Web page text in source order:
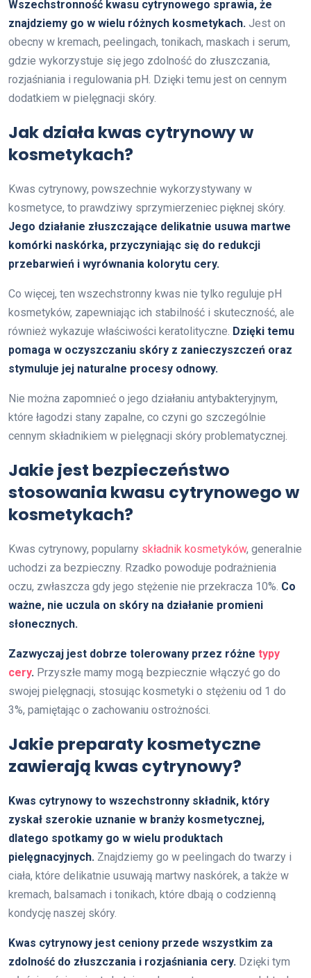
Wszechstronność kwasu cytrynowego sprawia, że
znajdziemy go w wielu różnych kosmetykach. Jest on
obecny w kremach, peelingach, tonikach, maskach i serum,
gdzie wykorzystuje się jego zdolność do złuszczania,
rozjaśniania i regulowania pH. Dzięki temu jest on cennym
dodatkiem w pielęgnacji skóry.
Jak działa kwas cytrynowy w
kosmetykach?
Kwas cytrynowy, powszechnie wykorzystywany w
kosmetyce, to prawdziwy sprzymierzeniec pięknej skóry.
Jego działanie złuszczające delikatnie usuwa martwe
komórki naskórka, przyczyniając się do redukcji
przebarwień i wyrównania kolorytu cery.
Co więcej, ten wszechstronny kwas nie tylko reguluje pH
kosmetyków, zapewniając ich stabilność i skuteczność, ale
również wykazuje właściwości keratolityczne. Dzięki temu
pomaga w oczyszczaniu skóry z zanieczyszczeń oraz
stymuluje jej naturalne procesy odnowy.
Nie można zapomnieć o jego działaniu antybakteryjnym,
które łagodzi stany zapalne, co czyni go szczególnie
cennym składnikiem w pielęgnacji skóry problematycznej.
Jakie jest bezpieczeństwo
stosowania kwasu cytrynowego w
kosmetykach?
Kwas cytrynowy, popularny składnik kosmetyków, generalnie
uchodzi za bezpieczny. Rzadko powoduje podrażnienia
oczu, zwłaszcza gdy jego stężenie nie przekracza 10%. Co
ważne, nie uczula on skóry na działanie promieni
słonecznych.
Zazwyczaj jest dobrze tolerowany przez różne typy
cery. Przyszłe mamy mogą bezpiecznie włączyć go do
swojej pielęgnacji, stosując kosmetyki o stężeniu od 1 do
3%, pamiętając o zachowaniu ostrożności.
Jakie preparaty kosmetyczne
zawierają kwas cytrynowy?
Kwas cytrynowy to wszechstronny składnik, który
zyskał szerokie uznanie w branży kosmetycznej,
dlatego spotkamy go w wielu produktach
pielęgnacyjnych. Znajdziemy go w peelingach do twarzy i
ciała, które delikatnie usuwają martwy naskórek, a także w
kremach, balsamach i tonikach, które dbają o codzienną
kondycję naszej skóry.
Kwas cytrynowy jest ceniony przede wszystkim za
zdolność do złuszczania i rozjaśniania cery. Dzięki tym